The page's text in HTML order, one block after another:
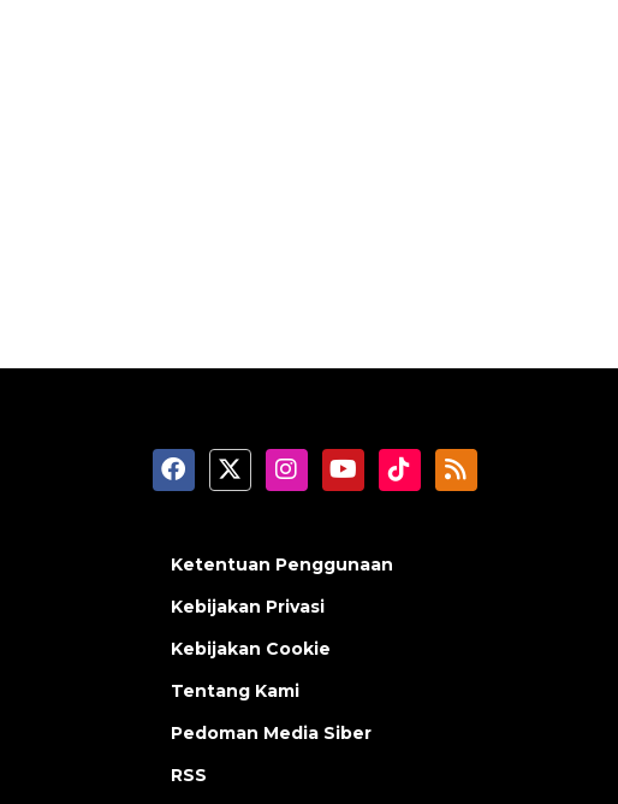
Ketentuan Penggunaan
Kebijakan Privasi
Kebijakan Cookie
Tentang Kami
Pedoman Media Siber
RSS